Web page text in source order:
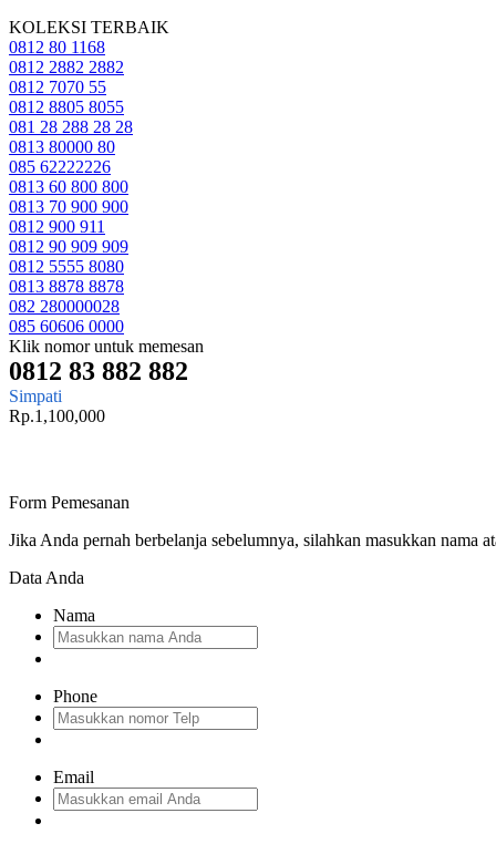
KOLEKSI TERBAIK
0812 80 1168
0812 2882 2882
0812 7070 55
0812 8805 8055
081 28 288 28 28
0813 80000 80
085 62222226
0813 60 800 800
0813 70 900 900
0812 900 911
0812 90 909 909
0812 5555 8080
0813 8878 8878
082 280000028
085 60606 0000
Klik nomor untuk memesan
0812 83 882 882
Simpati
Rp.1,100,000
Form Pemesanan
Jika Anda pernah berbelanja sebelumnya, silahkan masukkan nama
Data Anda
Nama
Phone
Email